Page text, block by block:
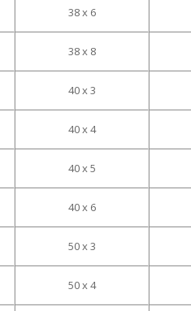
38 x 6
38 x 8
40 x 3
40 x 4
40 x 5
40 x 6
50 x 3
50 x 4